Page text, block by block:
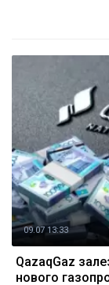
09.07 13:33
QazaqGaz
нового